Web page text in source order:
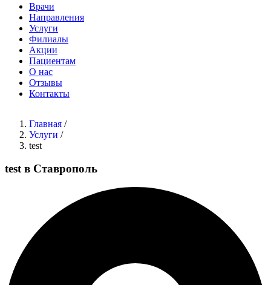
Врачи
Направления
Услуги
Филиалы
Акции
Пациентам
О нас
Отзывы
Контакты
Главная /
Услуги /
test
test в Ставрополь